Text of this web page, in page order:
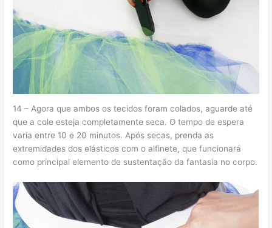
14 – Agora que ambos os tecidos foram colados, aguarde até
que a cole esteja completamente seca. O tempo de espera
varia entre 10 e 20 minutos. Após secas, prenda as
extremidades dos elásticos com o alfinete, que funcionará
como principal elemento de sustentação da fantasia no corpo.